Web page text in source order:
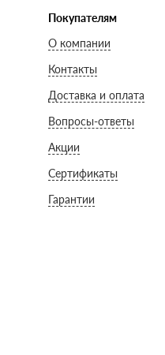
Покупателям
О компании
Контакты
Доставка и оплата
Вопросы-ответы
Акции
Сертификаты
Гарантии